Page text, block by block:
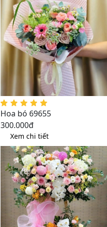
Hoa bó 69655
300.000đ
Xem chi tiết